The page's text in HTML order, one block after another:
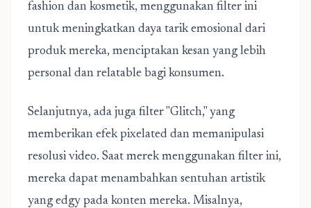
fashion dan kosmetik, menggunakan filter ini
untuk meningkatkan daya tarik emosional dari
produk mereka, menciptakan kesan yang lebih
personal dan relatable bagi konsumen.
Selanjutnya, ada juga filter "Glitch," yang
memberikan efek pixelated dan memanipulasi
resolusi video. Saat merek menggunakan filter ini,
mereka dapat menambahkan sentuhan artistik
yang edgy pada konten mereka. Misalnya,